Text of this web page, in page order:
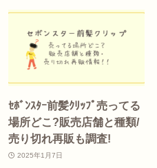
ｾﾎﾞﾝｽﾀｰ前髪ｸﾘｯﾌﾟ売ってる
場所どこ?販売店舗と種類/
売り切れ再販も調査!
2025年1月7日